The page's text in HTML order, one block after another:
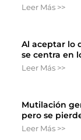
Leer Más >>
Al aceptar lo
se centra en
Leer Más >>
Mutilación
pero se
Leer Más >>